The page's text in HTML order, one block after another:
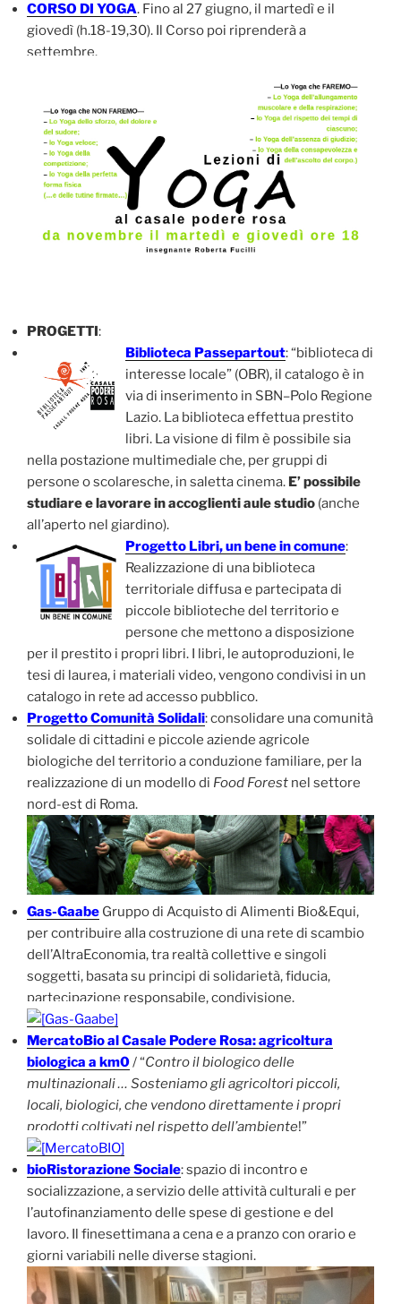
CORSO DI YOGA. Fino al 27 giugno, il martedì e il
giovedì (h.18-19,30). Il Corso poi riprenderà a
settembre.
PROGETTI :
Biblioteca Passepartout: “biblioteca di
interesse locale” (OBR), il catalogo è in
via di inserimento in SBN–Polo Regione
Lazio. La biblioteca effettua prestito
libri. La visione di film è possibile sia
nella postazione multimediale che, per gruppi di
persone o scolaresche, in saletta cinema. E’ possibile
studiare e lavorare in accoglienti aule studio (anche
all’aperto nel giardino).
Progetto Libri, un bene in comune:
Realizzazione di una biblioteca
territoriale diffusa e partecipata di
piccole biblioteche del territorio e
persone che mettono a disposizione
per il prestito i propri libri. I libri, le autoproduzioni, le
tesi di laurea, i materiali video, vengono condivisi in un
catalogo in rete ad accesso pubblico.
Progetto Comunità Solidali: consolidare una comunità
solidale di cittadini e piccole aziende agricole
biologiche del territorio a conduzione familiare, per la
realizzazione di un modello di Food Forest nel settore
nord-est di Roma.
Gas-Gaabe Gruppo di Acquisto di Alimenti Bio&Equi,
per contribuire alla costruzione di una rete di scambio
dell’AltraEconomia, tra realtà collettive e singoli
soggetti, basata su principi di solidarietà, fiducia,
partecipazione responsabile, condivisione.
MercatoBio al Casale Podere Rosa: agricoltura
biologica a km0/ “Contro il biologico delle
multinazionali … Sosteniamo gli agricoltori piccoli,
locali, biologici, che vendono direttamente i propri
prodotti coltivati nel rispetto dell’ambiente!”
bioRistorazione Sociale: spazio di incontro e
socializzazione, a servizio delle attività culturali e per
l’autofinanziamento delle spese di gestione e del
lavoro. Il finesettimana a cena e a pranzo con orario e
giorni variabili nelle diverse stagioni.